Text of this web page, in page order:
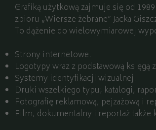
Grafiką użytkową zajmuje się od
zbioru „Wiersze żebrane” Jacka
To dążenie do wielowymiarowej
Strony internetowe.
Logotypy wraz z podstawową księgą
Systemy identyfikacji wizualnej.
Druki wszelkiego typu; katalogi,
Fotografię reklamową, pejzażową i
Film, dokumentalny i reportaż także